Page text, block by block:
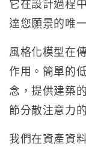
達您願景的唯
風格化模型在
作用。簡單的
念，提供建築
節分散注意力
我們在資產資